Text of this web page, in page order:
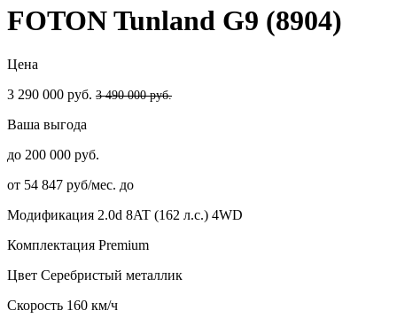
FOTON Tunland G9 (8904)
Цена
3 290 000 руб. 3 490 000 руб.
Ваша выгода
до 200 000 руб.
от 54 847 руб/мес. до
Модификация 2.0d 8AT (162 л.с.) 4WD
Комплектация Premium
Цвет Серебристый металлик
Скорость 160 км/ч